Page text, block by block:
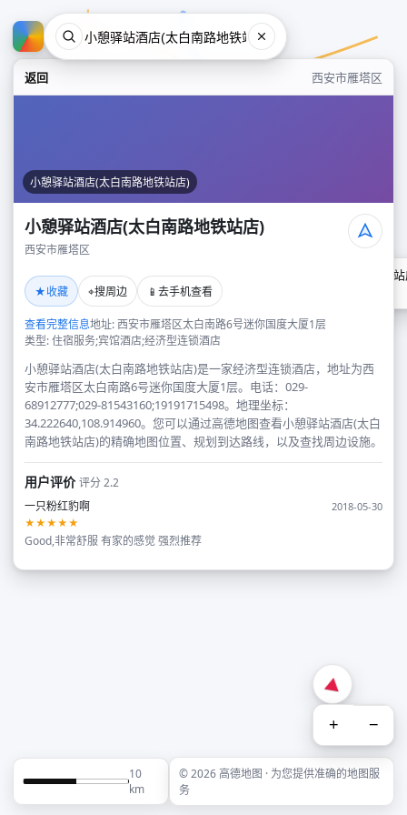
返回 西安市雁塔区
小憩驿站酒店(太白南路地铁站店)
小憩驿站酒店(太白南路地铁站店)
西安市雁塔区
★收藏 ⌖搜周边 📱 去手机查看
查看完整信息地址: 西安市雁塔区太白南路6号迷你国度大厦1层
类型: 住宿服务;宾馆酒店;经济型连锁酒店
小憩驿站酒店(太白南路地铁站店)是一家经济型连锁酒店，地址为西
安市雁塔区太白南路6号迷你国度大厦1层。电话：029-
68912777;029-81543160;19191715498。地理坐标：
34.222640,108.914960。您可以通过高德地图查看小憩驿站酒店(太白
南路地铁站店)的精确地图位置、规划到达路线，以及查找周边设施。
用户评价评分 2.2
一只粉红豹啊
2018-05-30
★★★★★
Good,非常舒服 有家的感觉 强烈推荐
小憩驿站酒店(太白南路地铁
+ −
10
km
© 2026 高德地图 · 为您提供准确的地图服
务